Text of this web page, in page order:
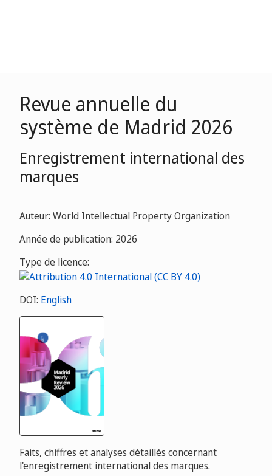
Revue annuelle du
système de Madrid 2026
Enregistrement international des
marques
Auteur: World Intellectual Property Organization
Année de publication: 2026
Type de licence:
DOI: English
Faits, chiffres et analyses détaillés concernant
l'enregistrement international des marques.